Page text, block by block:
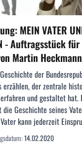
MEIN VATER
- Auftragsstück
Martin
der
erzählen, der zentrale
und gestaltet hat.
Geschichte seines
kann jederzeit
14.02.2020